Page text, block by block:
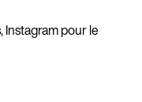
Instagram pour le